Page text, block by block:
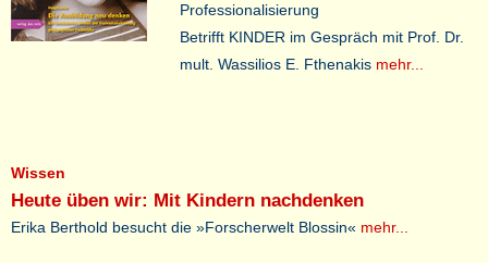
Professionalisierung
Betrifft KINDER im Gespräch mit Prof. Dr.
mult. Wassilios E. Fthenakis mehr...
Wissen
Heute üben wir: Mit Kindern nachdenken
Erika Berthold besucht die »Forscherwelt Blossin« mehr...